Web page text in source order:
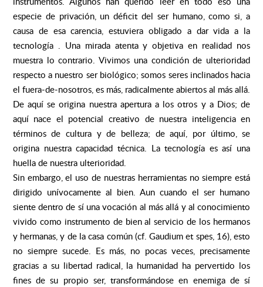
especie de privación, un déficit del ser humano, como si, a
causa de esa carencia, estuviera obligado a dar vida a la
tecnología . Una mirada atenta y objetiva en realidad nos
muestra lo contrario. Vivimos una condición de ulterioridad
respecto a nuestro ser biológico; somos seres inclinados hacia
el fuera-de-nosotros, es más, radicalmente abiertos al más allá.
De aquí se origina nuestra apertura a los otros y a Dios; de
aquí nace el potencial creativo de nuestra inteligencia en
términos de cultura y de belleza; de aquí, por último, se
origina nuestra capacidad técnica. La tecnología es así una
huella de nuestra ulterioridad.
Sin embargo, el uso de nuestras herramientas no siempre está
dirigido unívocamente al bien. Aun cuando el ser humano
siente dentro de sí una vocación al más allá y al conocimiento
vivido como instrumento de bien al servicio de los hermanos
y hermanas, y de la casa común (cf. Gaudium et spes, 16), esto
no siempre sucede. Es más, no pocas veces, precisamente
gracias a su libertad radical, la humanidad ha pervertido los
fines de su propio ser, transformándose en enemiga de sí